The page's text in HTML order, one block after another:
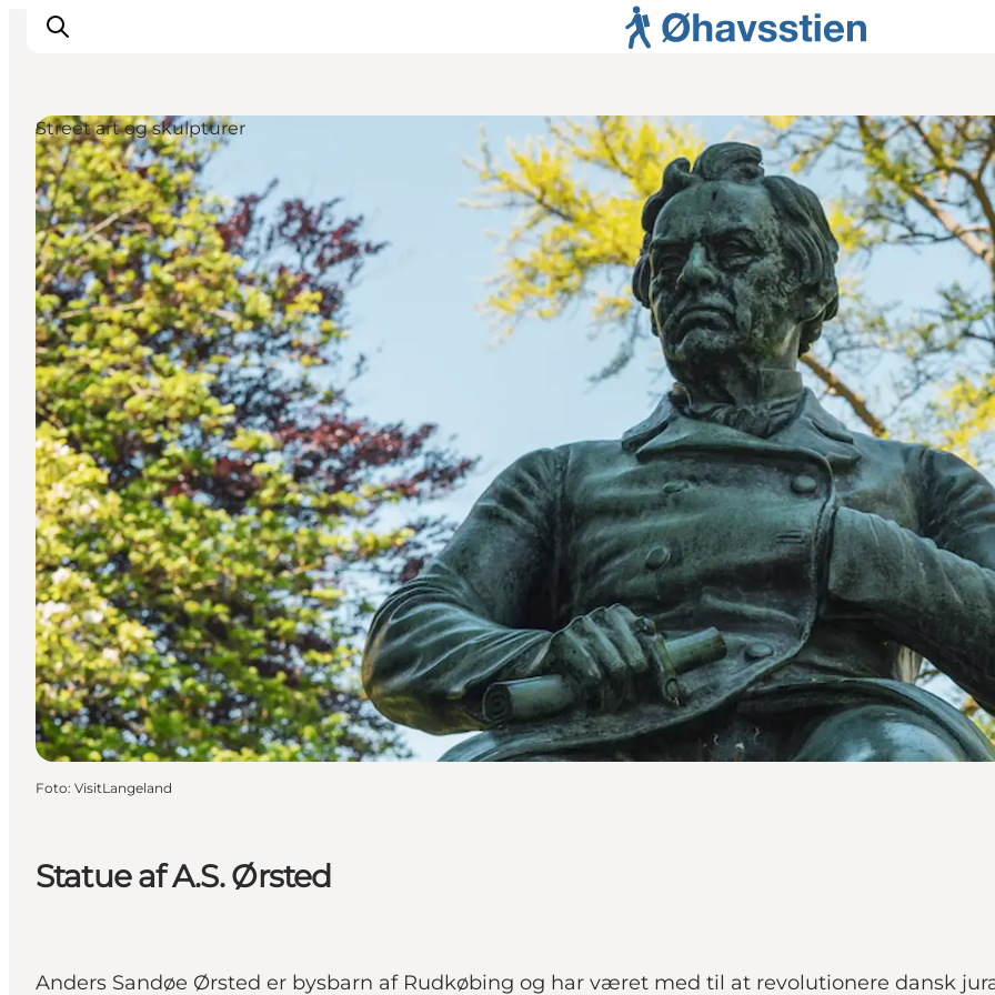
Inspiration
Vandreruter
Planlægning
Statue af A.S. Ørsted
Anders Sandøe Ørsted er bysbarn af Rudkøbing og har været med til at revolutionere dansk
Street art og skulpturer
Foto: VisitLangeland